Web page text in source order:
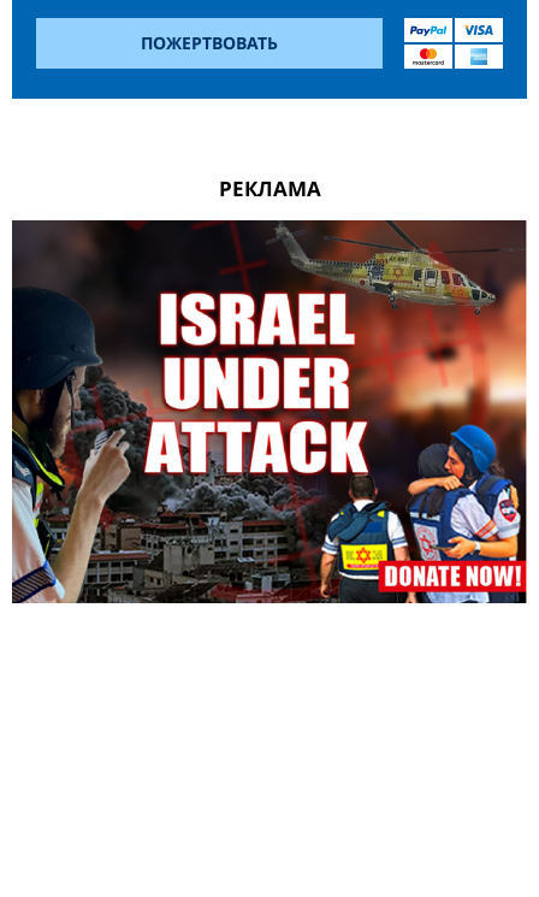
ПОЖЕРТВОВАТЬ
РЕКЛАМА